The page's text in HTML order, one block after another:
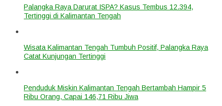
Palangka Raya Darurat ISPA? Kasus Tembus 12.394,
Tertinggi di Kalimantan Tengah
Wisata Kalimantan Tengah Tumbuh Positif, Palangka Raya
Catat Kunjungan Tertinggi
Penduduk Miskin Kalimantan Tengah Bertambah Hampir 5
Ribu Orang, Capai 146,71 Ribu Jiwa